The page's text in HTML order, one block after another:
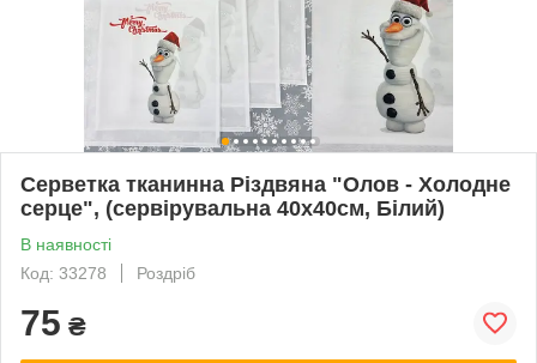
Серветка тканинна Різдвяна "Олов - Холодне
серце", (сервірувальна 40х40см, Білий)
В наявності
Код: 33278
Роздріб
75 ₴